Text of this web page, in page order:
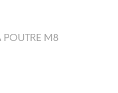
POUTRE M8